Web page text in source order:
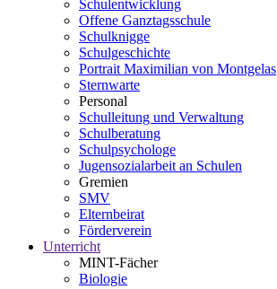
Schulentwicklung
Offene Ganztagsschule
Schulknigge
Schulgeschichte
Portrait Maximilian von Montgelas
Sternwarte
Personal
Schulleitung und Verwaltung
Schulberatung
Schulpsychologe
Jugensozialarbeit an Schulen
Gremien
SMV
Elternbeirat
Förderverein
Unterricht
MINT-Fächer
Biologie